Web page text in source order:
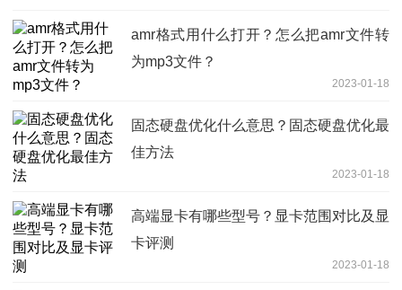
amr格式用什么打开？怎么把amr文件转
为mp3文件？
2023-01-18
固态硬盘优化什么意思？固态硬盘优化最
佳方法
2023-01-18
高端显卡有哪些型号？显卡范围对比及显
卡评测
2023-01-18